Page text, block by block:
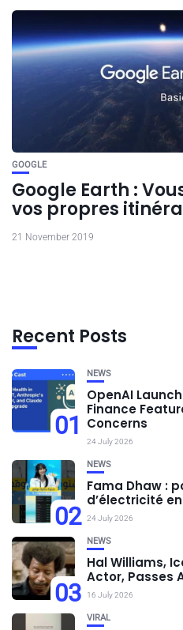
GOOGLE
Google Earth :
vos propres
21 November 2019
Recent Posts
01
NEWS
OpenAI
Finance
Concerns
24 July 2026
02
NEWS
Fama Dhaw :
d’électricité
24 July 2026
03
NEWS
Hal Williams,
Actor, Passes
16 July 2026
VIRAL